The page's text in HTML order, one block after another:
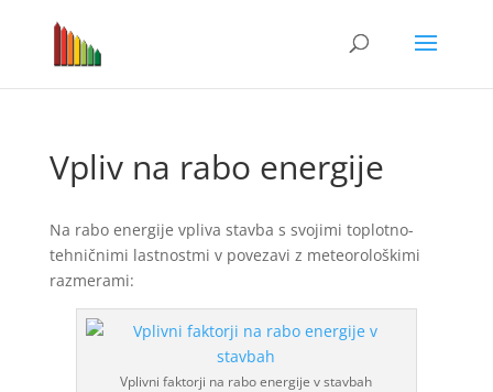
Vpliv na rabo energije
Na rabo energije vpliva stavba s svojimi toplotno-
tehničnimi lastnostmi v povezavi z meteorološkimi
razmerami:
Vplivni faktorji na rabo energije v stavbah